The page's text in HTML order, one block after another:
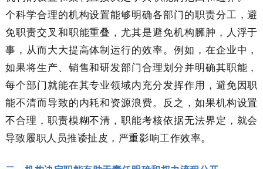
个科学合理的机构设置能够明确各部门的职责分工，避
免职责交叉和职能重叠，尤其是避免机构臃肿，人浮于
事，从而大大提高体制运行的效率。例如，在企业中，
如果将生产、销售和研发部门合理划分并明确其职能，
每个部门就能在其专业领域内充分发挥作用，避免因职
能不清而导致的内耗和资源浪费。反之，如果机构设置
不合理，职责模糊不清，职能考核依据无法界定，就会
导致履职人员推诿扯皮，严重影响工作效率。